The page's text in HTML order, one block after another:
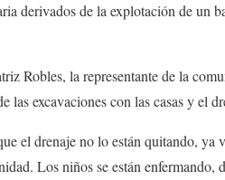
derivados de la explotación de un
Robles, la representante de la
las excavaciones con las casas y el
el drenaje no lo están quitando, ya
Los niños se están enfermando,